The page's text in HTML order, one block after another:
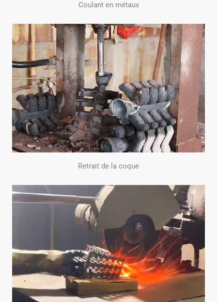
Coulant en métaux
Retrait de la coque